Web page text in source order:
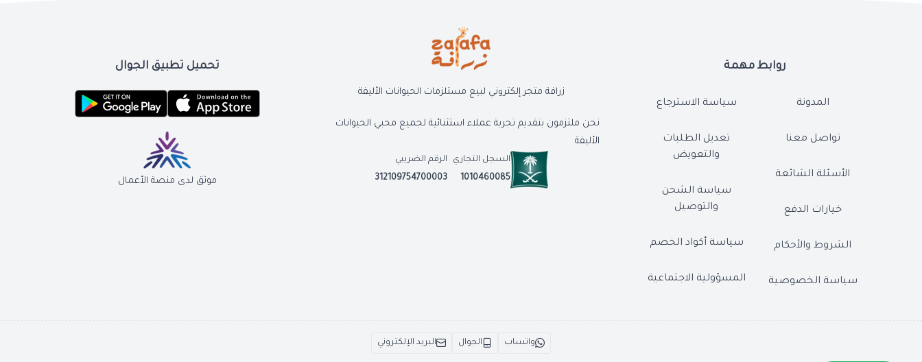
روابط مهمة
المدونة
تواصل معنا
الأسئلة الشائعة
خيارات الدفع
الشروط والأحكام
سياسة الخصوصية
سياسة الاسترجاع
تعديل الطلبات
والتعويض
سياسة الشحن
والتوصيل
سياسة أكواد الخصم
المسؤولية الاجتماعية
زرافة متجر إلكتروني لبيع مستلزمات الحيوانات الأليفة
نحن ملتزمون بتقديم تجربة عملاء استثنائية لجميع محبي الحيوانات
الأليفة
السجل التجاري
1010460085
الرقم الضريبي
312109754700003
تحميل تطبيق الجوال
موثق لدى منصة الأعمال
واتساب الجوال البريد الإلكتروني